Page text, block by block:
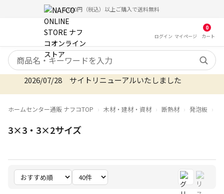
5,000円（税込）以上ご購入で送料無料
ログイン マイ ページ
0
カート
検索キーワード
2026/07/28 サイトリニューアルいたしました
ホームセンター通販 ナフコTOP 木材・建材・資材 断熱材 発泡板
3×3・3×2サイズ